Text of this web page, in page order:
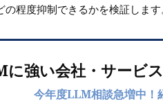
程度抑制できるかを検証します
に強い会社・サービ
今年度LLM相談急増中！